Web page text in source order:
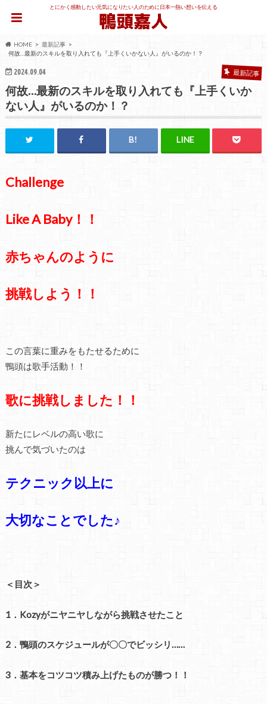
とにかく感動したい元気になりたい人のために日本一熱い想いを伝える
HOME
最新記事
何故…最新のスキルを取り入れても『上手くいかない人』がいるのか！？
2024.09.04 最新記事
何故…最新のスキルを取り入れても『上手くいか
ない人』がいるのか！？
Challenge
Like A Baby！！
赤ちゃんのように
挑戦しよう！！
この言葉に重みをもたせるために
鴨頭は歌手活動！！
歌に挑戦しました！！
新たにレベルの高い歌に
挑んで気づいたのは
テクニック以上に
大切なことでした♪
＜目次＞
1．Kozyがニヤニヤしながら挑戦させたこと
2．鴨頭のスケジュールが〇〇でビッシリ……
3．基本をコツコツ積み上げたものが勝つ！！